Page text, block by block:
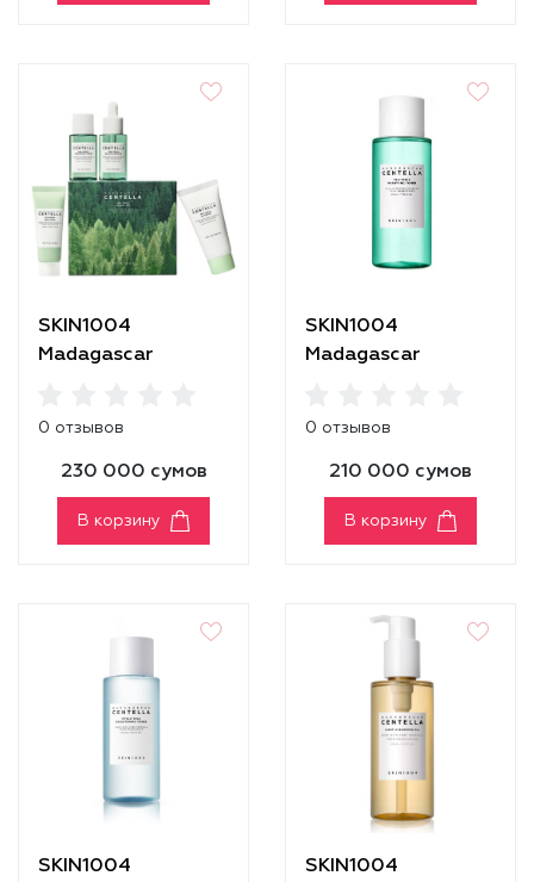
SKIN1004
Madagascar
0 отзывов
230 000 сумов
В корзину
SKIN1004
Madagascar
0 отзывов
210 000 сумов
В корзину
SKIN1004 SKIN1004